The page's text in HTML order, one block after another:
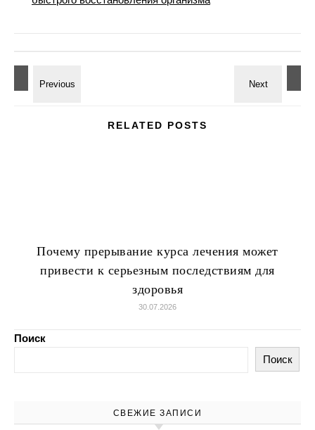
RELATED POSTS
Почему прерывание курса лечения может
привести к серьезным последствиям для
здоровья
30.07.2026
Поиск
Поиск
СВЕЖИЕ ЗАПИСИ